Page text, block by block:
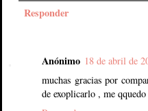
Responder
Anónimo 18 de abril de
muchas gracias por
de exoplicarlo , me